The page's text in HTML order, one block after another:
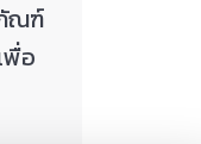
ณฑ์
พื่อ